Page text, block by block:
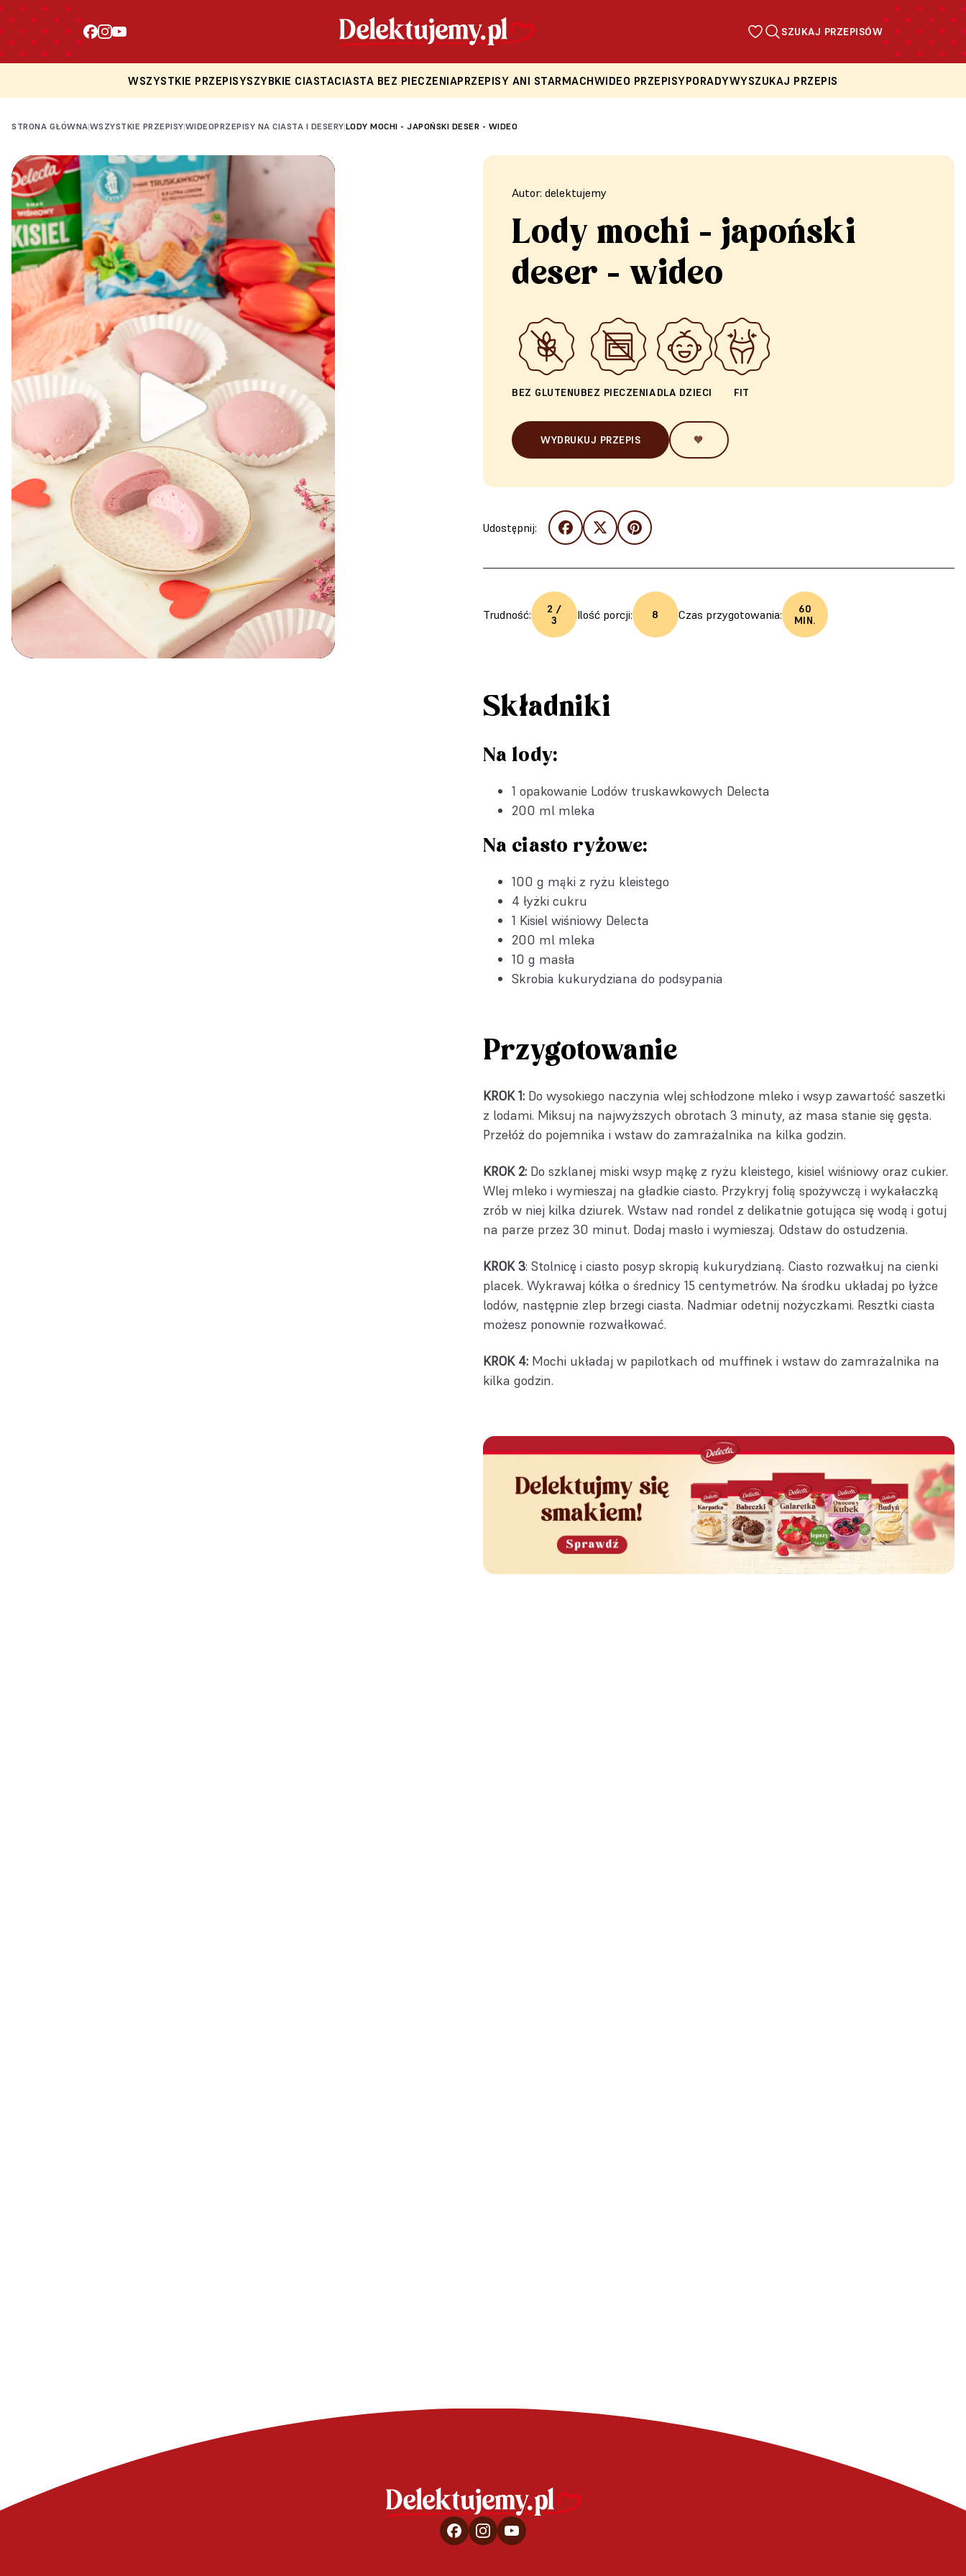
SZUKAJ PRZEPISÓW
WSZYSTKIE PRZEPISYSZYBKIE CIASTACIASTA BEZ PIECZENIAPRZEPISY ANI STARMACHWIDEO PRZEPISYPORADYWYSZUKAJ PRZEPIS
STRONA GŁÓWNA|WSZYSTKIE PRZEPISY|WIDEOPRZEPISY NA CIASTA I DESERY|LODY MOCHI - JAPOŃSKI DESER - WIDEO
Loading
Autor: delektujemy
Lody mochi - japoński
deser - wideo
BEZ GLUTENUBEZ PIECZENIADLA DZIECI FIT
WYDRUKUJ PRZEPIS 🧡
Udostępnij:
Trudność:
2 /
3
Ilość porcji: 8 Czas przygotowania:
60
MIN.
Składniki
Na lody:
1 opakowanie Lodów truskawkowych Delecta
200 ml mleka
Na ciasto ryżowe:
100 g mąki z ryżu kleistego
4 łyżki cukru
1 Kisiel wiśniowy Delecta
200 ml mleka
10 g masła
Skrobia kukurydziana do podsypania
Przygotowanie
KROK 1: Do wysokiego naczynia wlej schłodzone mleko i wsyp zawartość saszetki
z lodami. Miksuj na najwyższych obrotach 3 minuty, aż masa stanie się gęsta.
Przełóż do pojemnika i wstaw do zamrażalnika na kilka godzin.
KROK 2: Do szklanej miski wsyp mąkę z ryżu kleistego, kisiel wiśniowy oraz cukier.
Wlej mleko i wymieszaj na gładkie ciasto. Przykryj folią spożywczą i wykałaczką
zrób w niej kilka dziurek. Wstaw nad rondel z delikatnie gotująca się wodą i gotuj
na parze przez 30 minut. Dodaj masło i wymieszaj. Odstaw do ostudzenia.
KROK 3: Stolnicę i ciasto posyp skropią kukurydzianą. Ciasto rozwałkuj na cienki
placek. Wykrawaj kółka o średnicy 15 centymetrów. Na środku układaj po łyżce
lodów, następnie zlep brzegi ciasta. Nadmiar odetnij nożyczkami. Resztki ciasta
możesz ponownie rozwałkować.
KROK 4: Mochi układaj w papilotkach od muffinek i wstaw do zamrażalnika na
kilka godzin.